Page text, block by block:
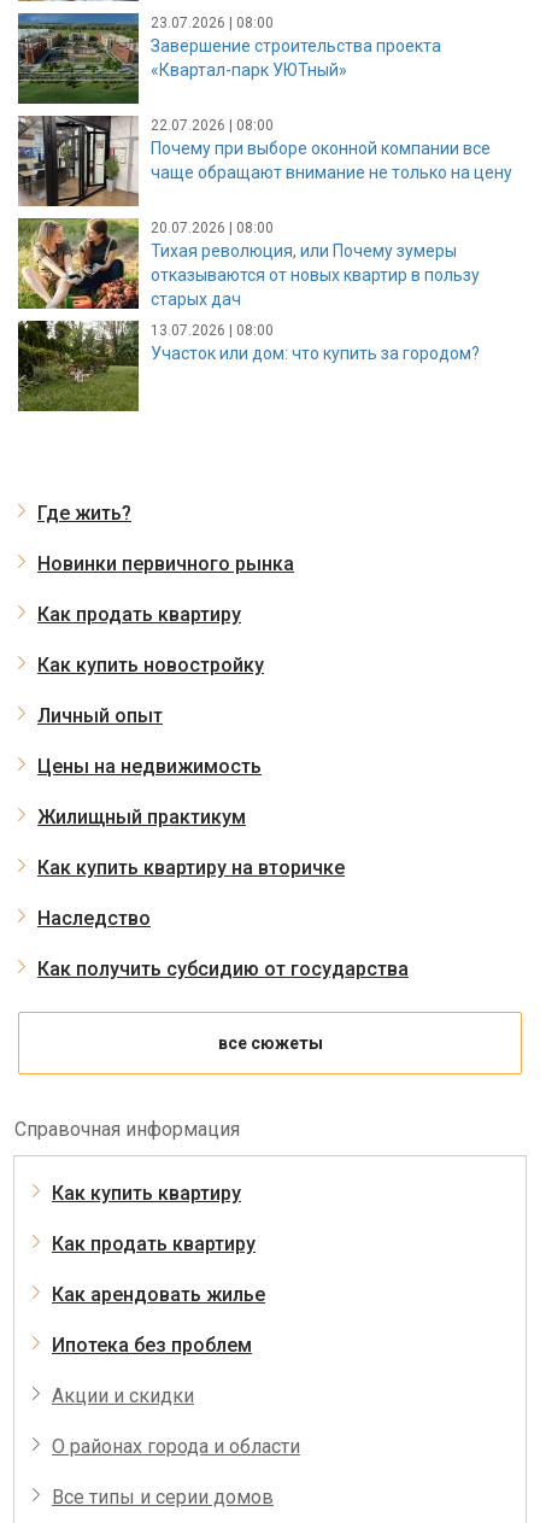
23.07.2026 | 08:00
Завершение строительства проекта
«Квартал-парк УЮТный»
22.07.2026 | 08:00
Почему при выборе оконной компании все
чаще обращают внимание не только на цену
20.07.2026 | 08:00
Тихая революция, или Почему зумеры
отказываются от новых квартир в пользу
старых дач
13.07.2026 | 08:00
Участок или дом: что купить за городом?
Где жить?
Новинки первичного рынка
Как продать квартиру
Как купить новостройку
Личный опыт
Цены на недвижимость
Жилищный практикум
Как купить квартиру на вторичке
Наследство
Как получить субсидию от государства
все сюжеты
Справочная информация
Как купить квартиру
Как продать квартиру
Как арендовать жилье
Ипотека без проблем
Акции и скидки
О районах города и области
Все типы и серии домов